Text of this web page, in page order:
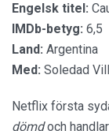
Engelsk titel:
IMDb-betyg: 6,5
Land: Argentina
Med: Soledad
Netflix första
dömdoch